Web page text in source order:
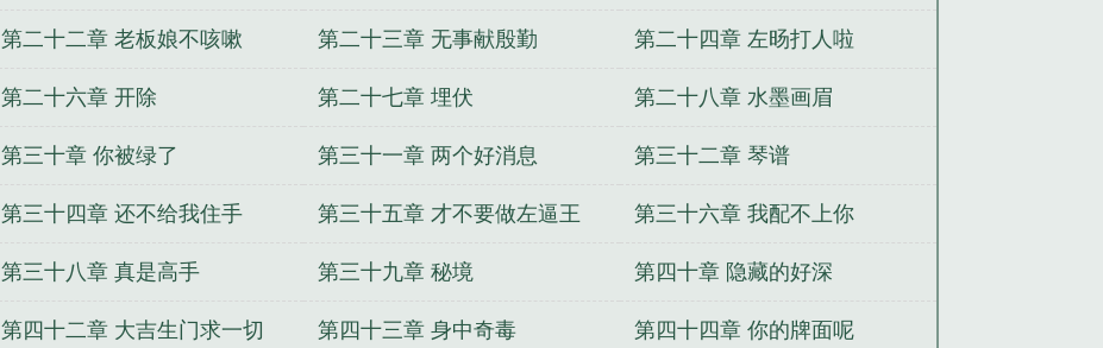
第二十二章 老板娘不咳嗽 第二十三章 无事献殷勤 第二十四章 左旸打人啦
第二十六章 开除 第二十七章 埋伏 第二十八章 水墨画眉
第三十章 你被绿了 第三十一章 两个好消息 第三十二章 琴谱
第三十四章 还不给我住手 第三十五章 才不要做左逼王 第三十六章 我配不上你
第三十八章 真是高手 第三十九章 秘境 第四十章 隐藏的好深
第四十二章 大吉生门求一切 第四十三章 身中奇毒 第四十四章 你的牌面呢